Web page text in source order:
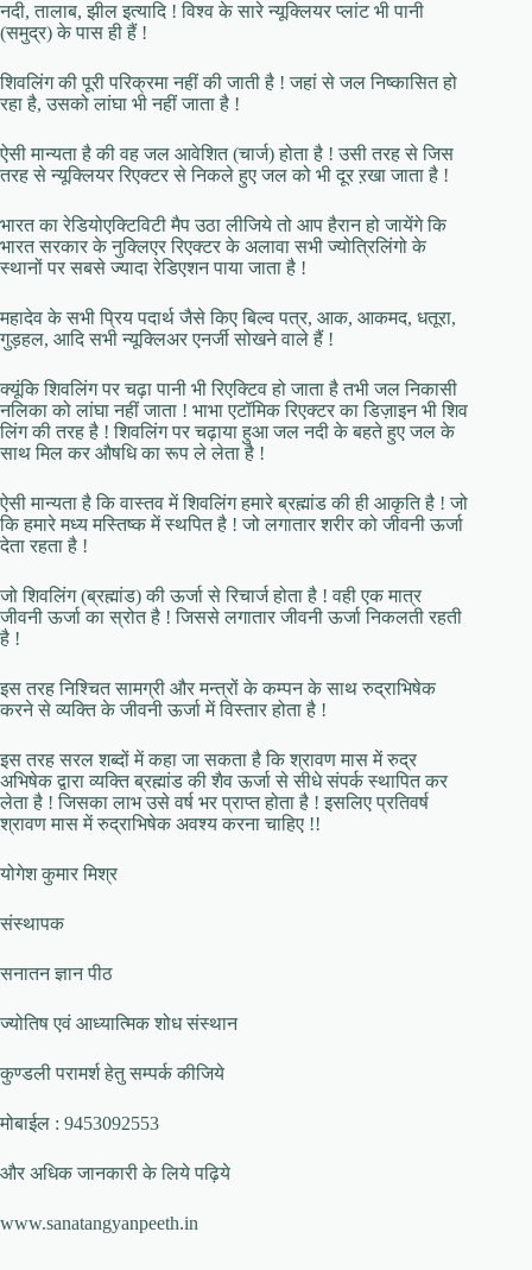
नदी, तालाब, झील इत्यादि ! विश्व के सारे न्यूक्लियर प्लांट भी पानी
(समुद्र) के पास ही हैं !
शिवलिंग की पूरी परिक्रमा नहीं की जाती है ! जहां से जल निष्कासित हो
रहा है, उसको लांघा भी नहीं जाता है !
ऐसी मान्यता है की वह जल आवेशित (चार्ज) होता है ! उसी तरह से जिस
तरह से न्यूक्लियर रिएक्टर से निकले हुए जल को भी दूर ऱखा जाता है !
भारत का रेडियोएक्टिविटी मैप उठा लीजिये तो आप हैरान हो जायेंगे कि
भारत सरकार के नुक्लिएर रिएक्टर के अलावा सभी ज्योत्रिलिंगो के
स्थानों पर सबसे ज्यादा रेडिएशन पाया जाता है !
महादेव के सभी प्रिय पदार्थ जैसे किए बिल्व पत्र, आक, आकमद, धतूरा,
गुड़हल, आदि सभी न्यूक्लिअर एनर्जी सोखने वाले हैं !
क्यूंकि शिवलिंग पर चढ़ा पानी भी रिएक्टिव हो जाता है तभी जल निकासी
नलिका को लांघा नहीं जाता ! भाभा एटॉमिक रिएक्टर का डिज़ाइन भी शिव
लिंग की तरह है ! शिवलिंग पर चढ़ाया हुआ जल नदी के बहते हुए जल के
साथ मिल कर औषधि का रूप ले लेता है !
ऐसी मान्यता है कि वास्तव में शिवलिंग हमारे ब्रह्मांड की ही आकृति है ! जो
कि हमारे मध्य मस्तिष्क में स्थपित है ! जो लगातार शरीर को जीवनी ऊर्जा
देता रहता है !
जो शिवलिंग (ब्रह्मांड) की ऊर्जा से रिचार्ज होता है ! वही एक मात्र
जीवनी ऊर्जा का स्रोत है ! जिससे लगातार जीवनी ऊर्जा निकलती रहती
है !
इस तरह निश्चित सामग्री और मन्त्रों के कम्पन के साथ रुद्राभिषेक
करने से व्यक्ति के जीवनी ऊर्जा में विस्तार होता है !
इस तरह सरल शब्दों में कहा जा सकता है कि श्रावण मास में रुद्र
अभिषेक द्वारा व्यक्ति ब्रह्मांड की शैव ऊर्जा से सीधे संपर्क स्थापित कर
लेता है ! जिसका लाभ उसे वर्ष भर प्राप्त होता है ! इसलिए प्रतिवर्ष
श्रावण मास में रुद्राभिषेक अवश्य करना चाहिए !!
योगेश कुमार मिश्र
संस्थापक
सनातन ज्ञान पीठ
ज्योतिष एवं आध्यात्मिक शोध संस्थान
कुण्डली परामर्श हेतु सम्पर्क कीजिये
मोबाईल : 9453092553
और अधिक जानकारी के लिये पढ़िये
www.sanatangyanpeeth.in